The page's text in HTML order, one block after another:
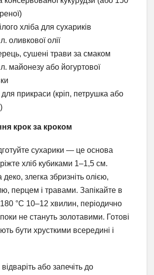
хліба для сухариків
оливкової олії
сушені трави за смаком
л. майонезу або йогуртової
для прикраси (кріп, петрушка або
крок за кроком
сухарики — це основа
хліб кубиками 1–1,5 см.
деко, злегка збризніть олією,
перцем і травами. Запікайте в
°C 10–12 хвилин, періодично
не стануть золотавими. Готові
бути хрусткими всередині і
або запечіть до